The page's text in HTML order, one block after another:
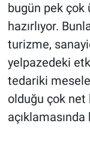
bugün pek çok
hazırlıyor.
turizme,
yelpazedeki
tedariki
olduğu çok net